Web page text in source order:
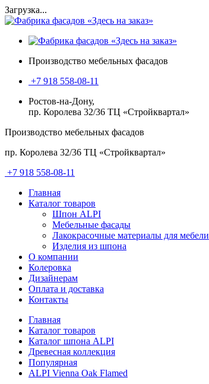
Загрузка...
Производство мебельных фасадов
+7 918 558-08-11
Ростов-на-Дону,
пр. Королева 32/36 ТЦ «Стройквартал»
Производство мебельных фасадов
пр. Королева 32/36 ТЦ «Стройквартал»
+7 918 558-08-11
Главная
Каталог товаров
Шпон ALPI
Мебельные фасады
Лакокрасочные материалы для мебели
Изделия из шпона
О компании
Колеровка
Дизайнерам
Оплата и доставка
Контакты
Главная
Каталог товаров
Каталог шпона ALPI
Древесная коллекция
Популярная
ALPI Vienna Oak Flamed